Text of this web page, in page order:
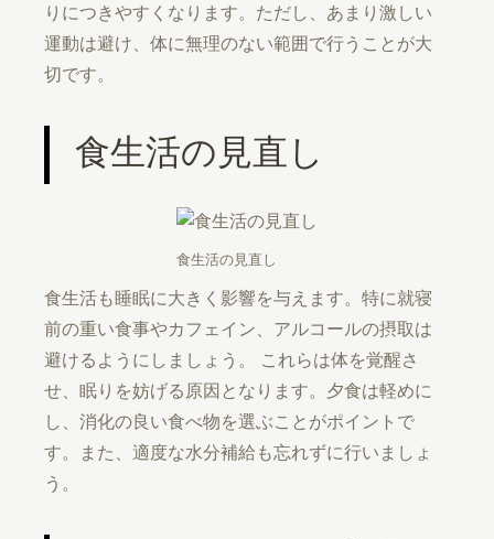
りにつきやすくなります。ただし、あまり激しい
運動は避け、体に無理のない範囲で行うことが大
切です。
食生活の見直し
食生活の見直し
食生活も睡眠に大きく影響を与えます。特に就寝
前の重い食事やカフェイン、アルコールの摂取は
避けるようにしましょう。 これらは体を覚醒さ
せ、眠りを妨げる原因となります。夕食は軽めに
し、消化の良い食べ物を選ぶことがポイントで
す。また、適度な水分補給も忘れずに行いましょ
う。